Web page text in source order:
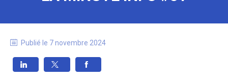
Publié le 7 novembre 2024